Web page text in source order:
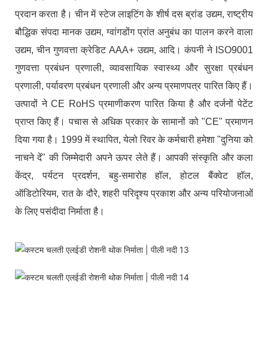
प्रदान करता है। चीन में स्टेज लाइटिंग के शीर्ष दस ब्रांड उद्यम, राष्ट्रीय
बौद्धिक संपदा मानक उद्यम, ग्वांगडोंग प्रांत अनुबंध का पालन करने वाला
उद्यम, चीन गुणवत्ता क्रेडिट AAA+ उद्यम, आदि। कंपनी ने ISO9001
गुणवत्ता प्रबंधन प्रणाली, व्यावसायिक स्वास्थ्य और सुरक्षा प्रबंधन
प्रणाली, पर्यावरण प्रबंधन प्रणाली और अन्य प्रमाणपत्र पारित किए हैं।
उत्पादों ने CE RoHS प्रमाणीकरण पारित किया है और दर्जनों पेटेंट
प्राप्त किए हैं। पचास से अधिक प्रकार के सामानों को "CE" प्रमाणन
दिया गया है। 1999 में स्थापित, येलो रिवर के कर्मचारी हमेशा "दुनिया को
नाचने दें" की जिम्मेदारी अपने ऊपर लेते हैं। आपकी संस्कृति और कला
केंद्र, पर्यटन प्रदर्शन, बहु-समारोह हॉल, होटल बैंक्वेट हॉल,
ऑडिटोरियम, रात के दौरे, शहरी परिदृश्य प्रकाश और अन्य परियोजनाओं
के लिए पसंदीदा निर्माता है।